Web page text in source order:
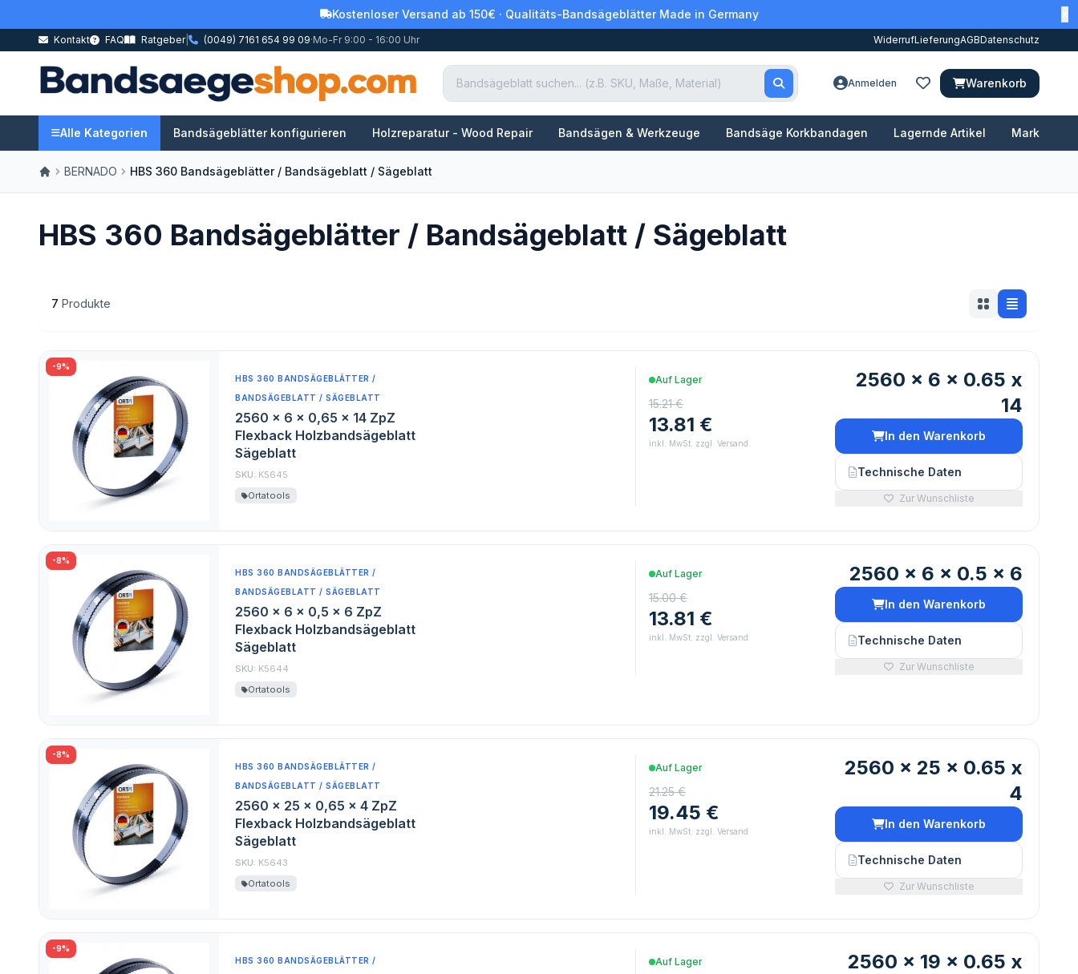
Kostenloser Versand ab 150€ · Qualitäts-Bandsägeblätter Made in Germany
Kontakt FAQ Ratgeber| (0049) 7161 654 99 09·Mo-Fr 9:00 - 16:00 Uhr WiderrufLieferungAGBDatenschutz
Anmelden Warenkorb
Alle Kategorien Bandsägeblätter konfigurieren Holzreparatur - Wood Repair Bandsägen & Werkzeuge Bandsäge Korkbandagen Lagernde Artikel Marken
BERNADO HBS 360 Bandsägeblätter / Bandsägeblatt / Sägeblatt
HBS 360 Bandsägeblätter / Bandsägeblatt / Sägeblatt
7 Produkte
-9%
HBS 360 BANDSÄGEBLÄTTER /
BANDSÄGEBLATT / SÄGEBLATT
2560 x 6 x 0,65 x 14 ZpZ
Flexback Holzbandsägeblatt
Sägeblatt
SKU: K5645
Ortatools
Auf Lager
15.21 €
13.81 €
inkl. MwSt. zzgl. Versand
2560 x 6 x 0.65 x
14
In den Warenkorb
Technische Daten
Zur Wunschliste
-8%
HBS 360 BANDSÄGEBLÄTTER /
BANDSÄGEBLATT / SÄGEBLATT
2560 x 6 x 0,5 x 6 ZpZ
Flexback Holzbandsägeblatt
Sägeblatt
SKU: K5644
Ortatools
Auf Lager
15.00 €
13.81 €
inkl. MwSt. zzgl. Versand
2560 x 6 x 0.5 x 6
In den Warenkorb
Technische Daten
Zur Wunschliste
-8%
HBS 360 BANDSÄGEBLÄTTER /
BANDSÄGEBLATT / SÄGEBLATT
2560 x 25 x 0,65 x 4 ZpZ
Flexback Holzbandsägeblatt
Sägeblatt
SKU: K5643
Ortatools
Auf Lager
21.25 €
19.45 €
inkl. MwSt. zzgl. Versand
2560 x 25 x 0.65 x
4
In den Warenkorb
Technische Daten
Zur Wunschliste
-9%
HBS 360 BANDSÄGEBLÄTTER /
Auf Lager
2560 x 19 x 0.65 x